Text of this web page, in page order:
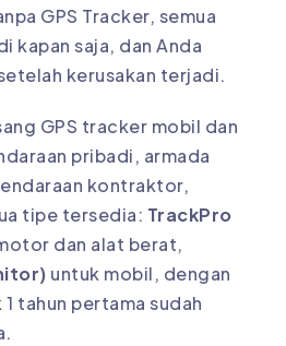
GPS Tracker, semua
kapan saja, dan Anda
kerusakan terjadi.
GPS tracker mobil dan
pribadi, armada
kontraktor,
tipe tersedia: TrackPro
dan alat berat,
untuk mobil, dengan
tahun pertama sudah